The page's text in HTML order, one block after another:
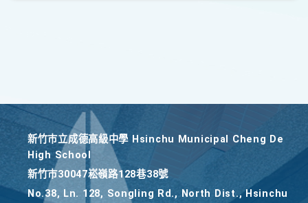
新竹巿立成德高級中學 Hsinchu Municipal Cheng De
High School
新竹巿30047崧嶺路128巷38號
No.38, Ln. 128, Songling Rd., North Dist., Hsinchu